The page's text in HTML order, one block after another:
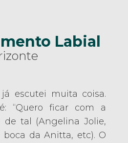
Labial
escutei muita coisa.
“Quero ficar com a
de tal (Angelina Jolie,
boca da Anitta, etc). O